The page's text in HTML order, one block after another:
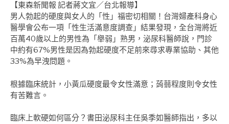
【東森新聞報 記者蔣文宜／台北報導】
男人勃起的硬度與女人的「性」福密切相關！台灣婦產科身心
醫學會公布一項「性生活滿意度調查」結果發現，全台灣將近
百萬40歲以上的男性為「舉弱」熟男，泌尿科醫師說，門診
中約有67%男性是因為勃起硬度不足前來尋求專業協助、其他
33%為早洩問題。
根據臨床統計，小黃瓜硬度最令女性滿意；蒟蒻程度則令女性
有苦難言。
臨床上軟硬如何區分？書田泌尿科主任吳季如醫師指出，多以